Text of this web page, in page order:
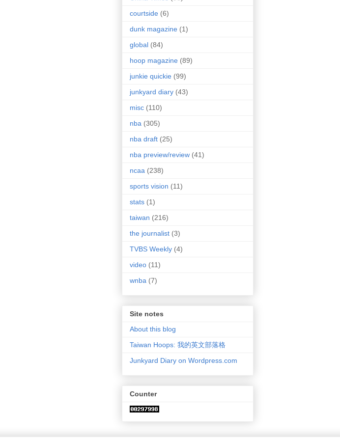
courtside (6)
dunk magazine (1)
global (84)
hoop magazine (89)
junkie quickie (99)
junkyard diary (43)
misc (110)
nba (305)
nba draft (25)
nba preview/review (41)
ncaa (238)
sports vision (11)
stats (1)
taiwan (216)
the journalist (3)
TVBS Weekly (4)
video (11)
wnba (7)
Site notes
About this blog
Taiwan Hoops: 我的英文部落格
Junkyard Diary on Wordpress.com
Counter